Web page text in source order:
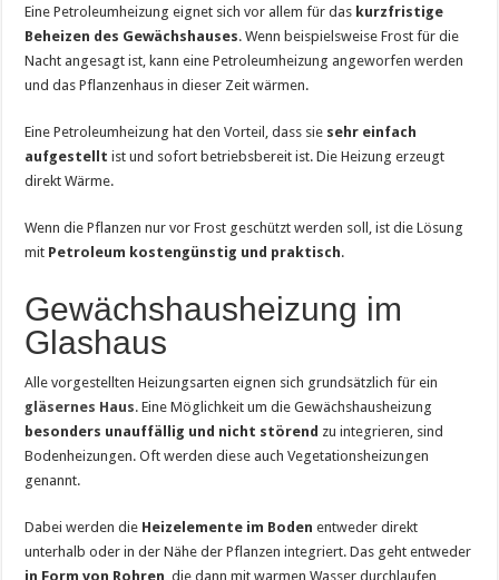
Eine Petroleumheizung eignet sich vor allem für das kurzfristige
Beheizen des Gewächshauses. Wenn beispielsweise Frost für die
Nacht angesagt ist, kann eine Petroleumheizung angeworfen werden
und das Pflanzenhaus in dieser Zeit wärmen.
Eine Petroleumheizung hat den Vorteil, dass sie sehr einfach
aufgestellt ist und sofort betriebsbereit ist. Die Heizung erzeugt
direkt Wärme.
Wenn die Pflanzen nur vor Frost geschützt werden soll, ist die Lösung
mit Petroleum kostengünstig und praktisch.
Gewächshausheizung im
Glashaus
Alle vorgestellten Heizungsarten eignen sich grundsätzlich für ein
gläsernes Haus. Eine Möglichkeit um die Gewächshausheizung
besonders unauffällig und nicht störend zu integrieren, sind
Bodenheizungen. Oft werden diese auch Vegetationsheizungen
genannt.
Dabei werden die Heizelemente im Boden entweder direkt
unterhalb oder in der Nähe der Pflanzen integriert. Das geht entweder
in Form von Rohren , die dann mit warmen Wasser durchlaufen